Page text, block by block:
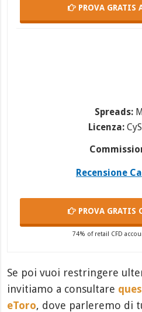
PROVA GRATIS
Spreads:
Licenza:
Recensione
PROVA GRATIS
74% of retail CFD
Se poi vuoi restringere
invitiamo a consultare
eToro, dove parleremo di